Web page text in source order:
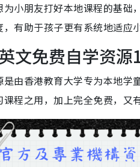
为小朋友打好本地课程的基础
，有助于孩子更有系统地适应
文免费自学资
是由香港教育大学专为本地
课程之用，加上完全免费，又